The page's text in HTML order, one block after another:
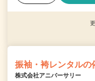
振袖・袴レンタルの
株式会社アニバーサリー